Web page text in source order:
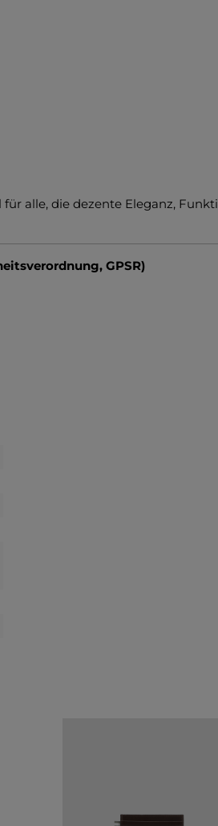
für alle, die dezente Eleganz,
GPSR)